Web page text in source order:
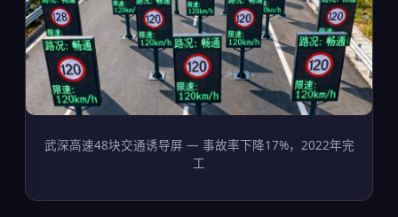
武深高速48块交通诱导屏 — 事故率下降17%，2022年完
工